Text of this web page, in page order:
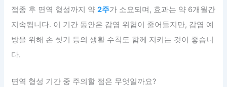
접종 후 면역 형성까지 약2주가 소요되며, 효과는 약 6개월간
지속됩니다. 이 기간 동안은 감염 위험이 줄어들지만, 감염 예
방을 위해 손 씻기 등의 생활 수칙도 함께 지키는 것이 좋습니
다.
면역 형성 기간 중 주의할 점은 무엇일까요?